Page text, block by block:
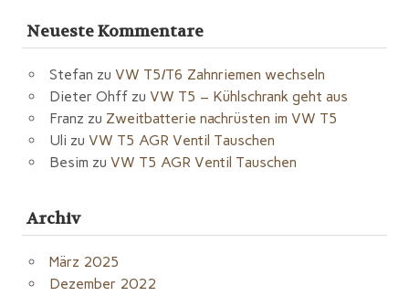
Neueste Kommentare
Stefan zu VW T5/T6 Zahnriemen wechseln
Dieter Ohff zu VW T5 – Kühlschrank geht aus
Franz zu Zweitbatterie nachrüsten im VW T5
Uli zu VW T5 AGR Ventil Tauschen
Besim zu VW T5 AGR Ventil Tauschen
Archiv
März 2025
Dezember 2022